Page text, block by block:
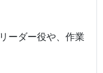
ーダー役や、作業